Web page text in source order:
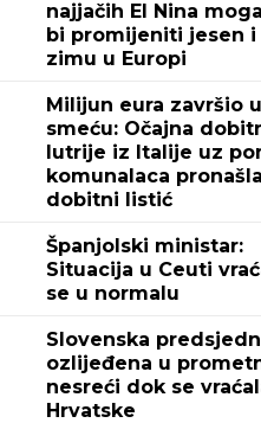
najjačih El Nina
bi promijeniti jesen i
zimu u Europi
Milijun eura završio u
smeću: Očajna
lutrije iz Italije uz
komunalaca pronašla
dobitni listić
Španjolski ministar:
Situacija u Ceuti
se u normalu
Slovenska
ozlijeđena u
nesreći dok se
Hrvatske